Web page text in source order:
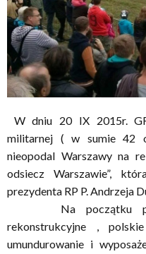
W dniu 20 IX 2015r.
militarnej ( w sumie 42
nieopodal Warszawy na
odsiecz Warszawie”,
prezydenta RP P. Andrzeja
Na początku
rekonstrukcyjne ,
umundurowanie i